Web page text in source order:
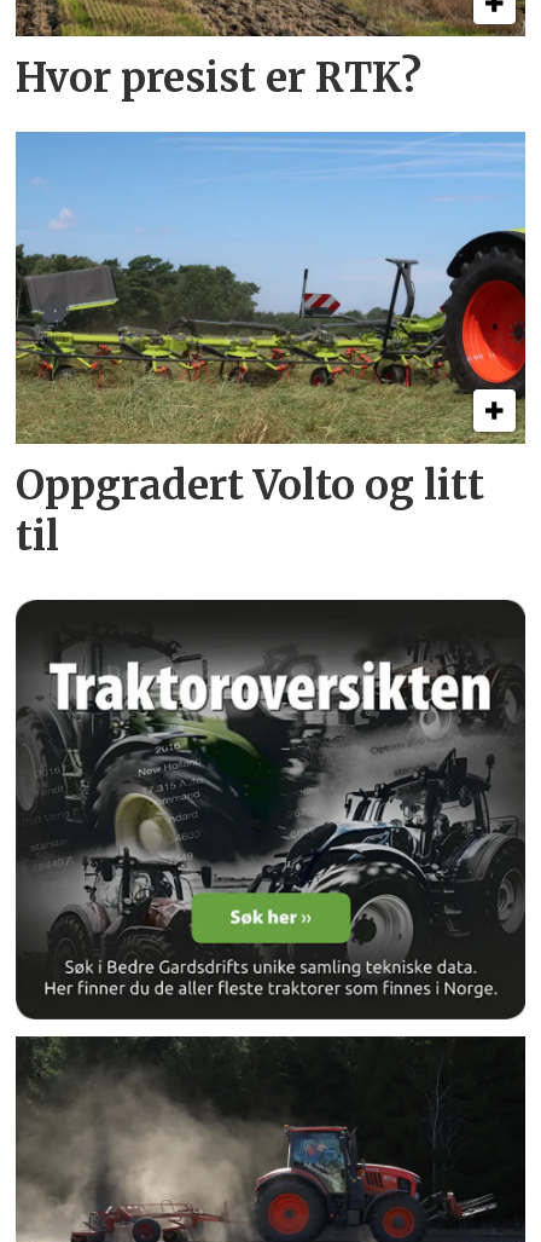
Hvor presist er RTK?
Oppgradert Volto og litt
til